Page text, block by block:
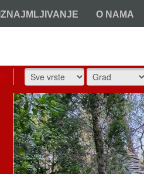
IZNAJMLJIVANJE O NAMA